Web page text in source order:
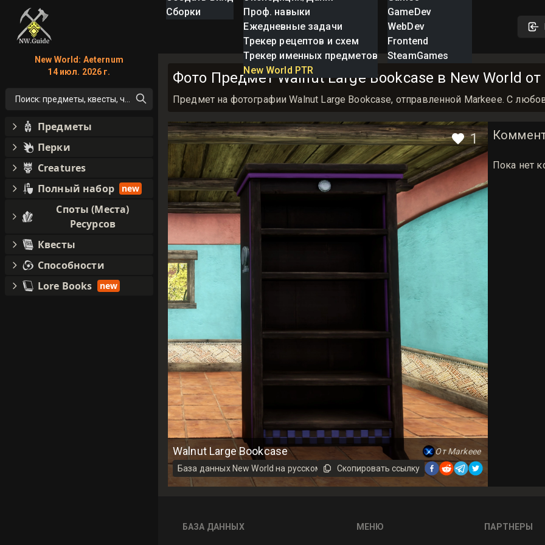
Сборки
Проф. навыки
Ежедневные задачи
Трекер рецептов и схем
Трекер именных предметов
New World PTR
GameDev
WebDev
Frontend
SteamGames
Фото Предмет Walnut Large Bookcase в New World
Предмет на фотографии Walnut Large Bookcase, отправленной Markeee. С
1
Walnut Large Bookcase
От Markeee
База данных New World на русском
Предмет
Скопировать ссылку
Пока нет
БАЗА ДАННЫХ МЕНЮ ПАРТНЕРЫ
New World: Aeternum
14 июл. 2026 г.
Поиск: предметы, квесты, что угодно!
Предметы
Перки
Creatures
Полный набор
new
Споты (Места)
Ресурсов
Квесты
Способности
Lore Books
new